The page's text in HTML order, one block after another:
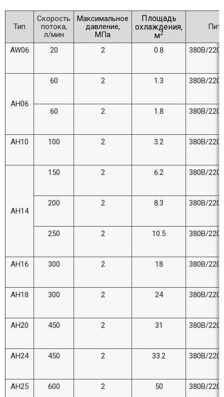
Тип
Скорость
потока,
л/мин
Максимальное
давление,
МПа
Площадь
охлаждения,
м2
AW06 20 2 0.8 380В/
AH06
60 2 1.3 380В/
60 2 1.8 380В/
AH10 100 2 3.2 380В/
AH14
150 2 6.2 380В/
200 2 8.3 380В/
250 2 10.5 380В/
AH16 300 2 18 380В/
AH18 300 2 24 380В/
AH20 450 2 31 380В/
AH24 450 2 33.2 380В/
AH25 600 2 50 380В/